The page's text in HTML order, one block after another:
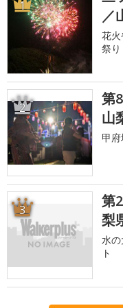
1
／
花
祭り
2
第
山
甲
3
第
梨
水
ト